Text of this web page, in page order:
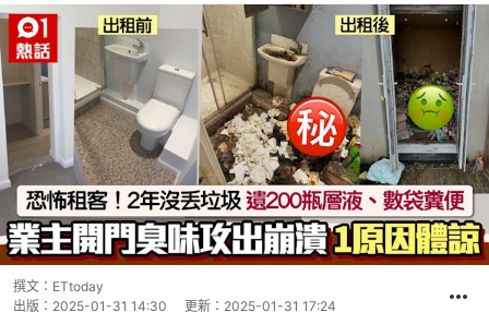
撰文： ETtoday
出版： 2025-01-31 14:30 更新： 2025-01-31 17:24